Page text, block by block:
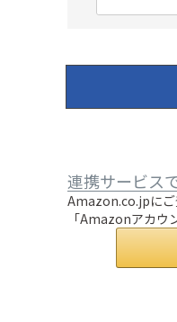
須
連携サービス
Amazon.co.jpにご
「Amazonアカウ